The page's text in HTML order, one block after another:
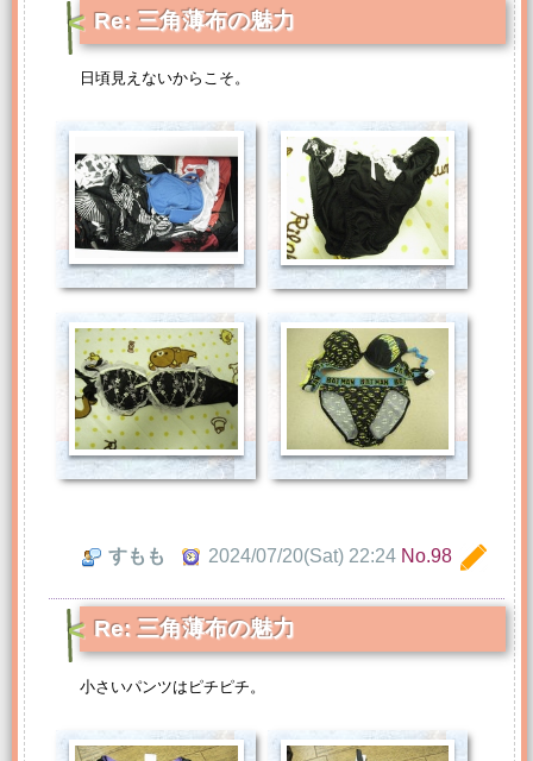
Re: 三角薄布の魅力
日頃見えないからこそ。
すもも 2024/07/20(Sat) 22:24 No.98
Re: 三角薄布の魅力
小さいパンツはピチピチ。